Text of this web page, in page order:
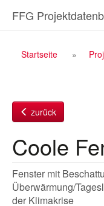
InhaltFFG
Startseite
zurück
Coole
Fenster mit
Überwärmung/
der Klimakrise